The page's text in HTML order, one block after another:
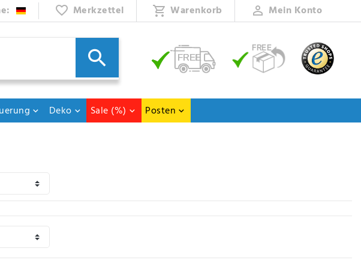
Merkzettel Warenkorb Mein Konto
Deko Sale (%) Posten